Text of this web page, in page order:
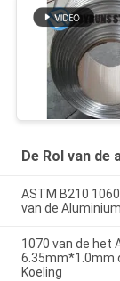
De Rol van de
ASTM B210
van de
1070 van de het
6.35mm*1.0mm
Koeling